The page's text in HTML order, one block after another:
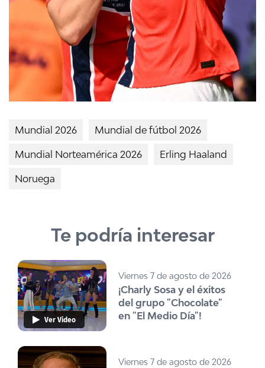
Mundial 2026 Mundial de fútbol 2026
Mundial Norteamérica 2026 Erling Haaland
Noruega
Te podría interesar
Ver Video
Viernes 7 de agosto de 2026
¡Charly Sosa y el éxitos
del grupo "Chocolate"
en "El Medio Día"!
Viernes 7 de agosto de 2026